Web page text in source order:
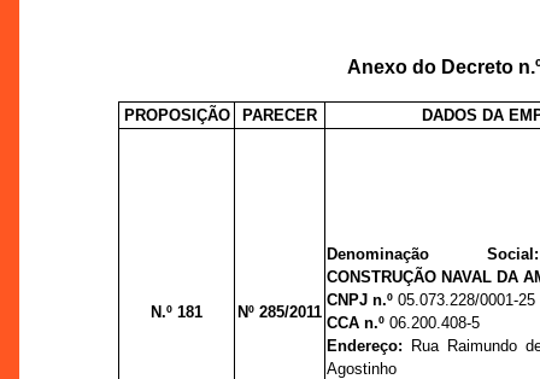
Anexo do Decreto
PROPOSIÇÃO PARECER DADOS DA
N.º 181 Nº 285/2011
Denominação
CONSTRUÇÃO NAVAL DA
CNPJ n.º05.073.228/0001-25
CCA n.º 06.200.408-5
Endereço:
Rua Raimundo
Agostinho